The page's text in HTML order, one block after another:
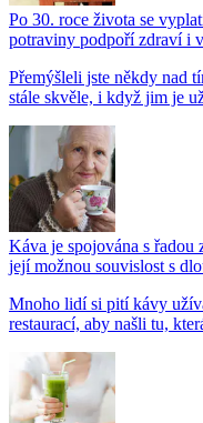
Po 30. roce života se
potraviny podpoří zdraví i
Přemýšleli jste někdy nad
stále skvěle, i když jim je
Káva je spojována s
její možnou souvislost s
Mnoho lidí si pití kávy
restaurací, aby našli tu,